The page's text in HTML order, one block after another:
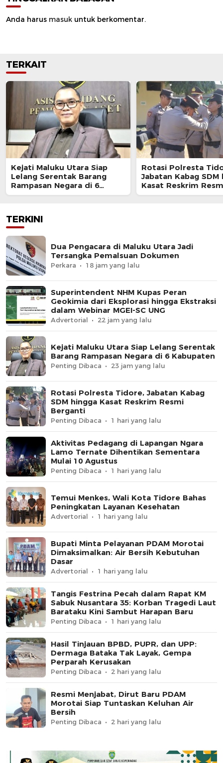
Anda harus masuk untuk berkomentar.
TERKAIT
Kejati Maluku Utara Siap
Lelang Serentak Barang
Rampasan Negara di 6
Kabupaten
Rotasi Polresta
Jabatan Kabag SDM
Kasat Reskrim
Berganti
TERKINI
Dua Pengacara di Maluku Utara Jadi
Tersangka Pemalsuan Dokumen
Perkara 18 jam yang lalu
Superintendent NHM Kupas Peran
Geokimia dari Eksplorasi hingga Ekstraksi
dalam Webinar MGEI-SC UNG
Advertorial 22 jam yang lalu
Kejati Maluku Utara Siap Lelang Serentak
Barang Rampasan Negara di 6 Kabupaten
Penting Dibaca 23 jam yang lalu
Rotasi Polresta Tidore, Jabatan Kabag
SDM hingga Kasat Reskrim Resmi
Berganti
Penting Dibaca 1 hari yang lalu
Aktivitas Pedagang di Lapangan Ngara
Lamo Ternate Dihentikan Sementara
Mulai 10 Agustus
Penting Dibaca 1 hari yang lalu
Temui Menkes, Wali Kota Tidore Bahas
Peningkatan Layanan Kesehatan
Advertorial 1 hari yang lalu
Bupati Minta Pelayanan PDAM Morotai
Dimaksimalkan: Air Bersih Kebutuhan
Dasar
Advertorial 1 hari yang lalu
Tangis Festrina Pecah dalam Rapat KM
Sabuk Nusantara 35: Korban Tragedi Laut
Barataku Kini Sambut Harapan Baru
Penting Dibaca 1 hari yang lalu
Hasil Tinjauan BPBD, PUPR, dan UPP:
Dermaga Bataka Tak Layak, Gempa
Perparah Kerusakan
Penting Dibaca 2 hari yang lalu
Resmi Menjabat, Dirut Baru PDAM
Morotai Siap Tuntaskan Keluhan Air
Bersih
Penting Dibaca 2 hari yang lalu